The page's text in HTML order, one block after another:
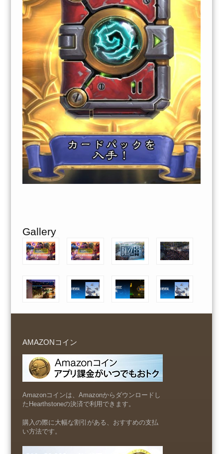
Gallery
AMAZONコイン
Amazonコインは、Amazonからダウンロードし
たHearthstoneの決済で利用できます。
購入の際に大幅な割引がある、おすすめの支払
い方法です。